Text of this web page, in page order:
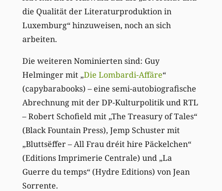
die Qualität der Literaturproduktion in
Luxemburg“ hinzuweisen, noch an sich
arbeiten.
Die weiteren Nominierten sind: Guy
Helminger mit „Die Lombardi-Affäre“
(capybarabooks) – eine semi-autobiografische
Abrechnung mit der DP-Kulturpolitik und RTL
– Robert Schofield mit „The Treasury of Tales“
(Black Fountain Press), Jemp Schuster mit
„Bluttsëffer – All Frau dréit hire Päckelchen“
(Editions Imprimerie Centrale) und „La
Guerre du temps“ (Hydre Editions) von Jean
Sorrente.